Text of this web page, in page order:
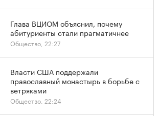
Глава ВЦИОМ объяснил, почему
абитуриенты стали прагматичнее
Общество, 22:27
Власти США поддержали
православный монастырь в борьбе с
ветряками
Общество, 22:24